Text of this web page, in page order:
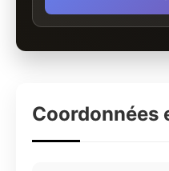
Coordonnées